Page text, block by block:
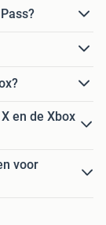
en de Xbox
voor